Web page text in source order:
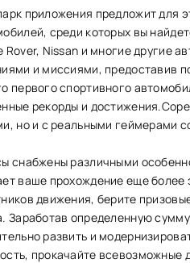
приложения предложит для
среди которых вы
Rover, Nissan и многие другие
и миссиями, предоставив
первого спортивного
рекорды и
но и с реальными геймерами
снабжены различными
ваше прохождение еще более
движения, берите
Заработав определенную
развить и
прокачайте всевозможные